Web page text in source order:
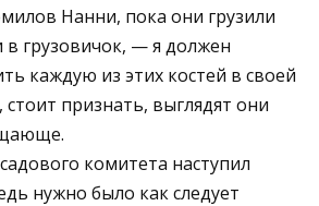
Нанни, пока они грузили
в грузовичок, — я должен
каждую из этих костей в своей
признать, выглядят они
комитета наступил
нужно было как следует